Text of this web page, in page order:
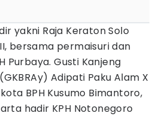
yakni Raja Keraton Solo
bersama permaisuri dan
Purbaya. Gusti Kanjeng
Adipati Paku Alam X
BPH Kusumo Bimantoro,
hadir KPH Notonegoro